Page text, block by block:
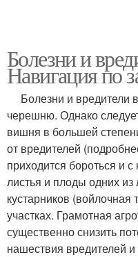
Болезни и
Навигация по
Болезни и вредители
черешню. Однако
вишня в большей
от вредителей
приходится бороться и
листья и плоды одних
кустарников
участках. Грамотная
существенно снизить
нашествия вредителей и